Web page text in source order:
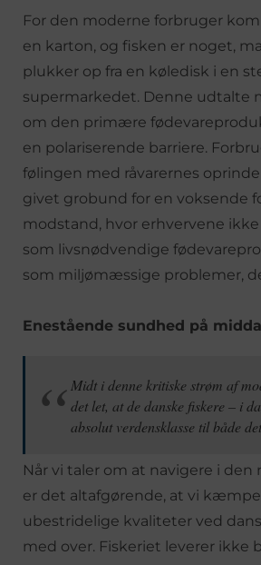
For den moderne forbruger
en karton, og fisken er noget,
plukker op fra en køledisk i en
supermarkedet. Denne udtalte
om den primære
en polariserende barriere.
følingen med råvarernes
givet grobund for en voksende
modstand, hvor erhvervene
som livsnødvendige
som miljømæssige problemer,
Enestående sundhed på
Midt i denne kritiske strøm af
det let, at de danske fiskere – i
absolut verdensklasse til både
Når vi taler om at navigere i den
er det altafgørende, at vi
ubestridelige kvaliteter ved
med over. Fiskeriet leverer ikke